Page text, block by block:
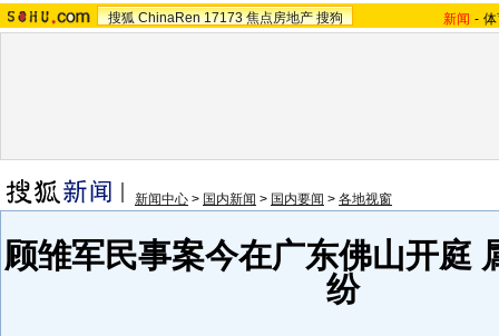
搜狐 ChinaRen 17173 焦点房地产 搜狗 新闻 -
新闻中心 > 国内新闻 > 国内要闻 > 各地视窗
顾雏军民事案今在广东佛山开庭
纷